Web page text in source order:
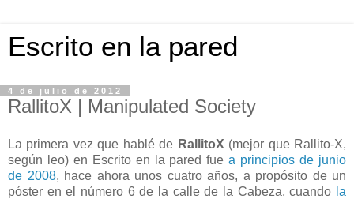
Escrito en la pared
4 de julio de 2012
RallitoX | Manipulated Society
La primera vez que hablé de RallitoX (mejor que Rallito-X,
según leo) en Escrito en la pared fuea principios de junio
de 2008, hace ahora unos cuatro años, a propósito de un
póster en el número 6 de la calle de la Cabeza, cuando la